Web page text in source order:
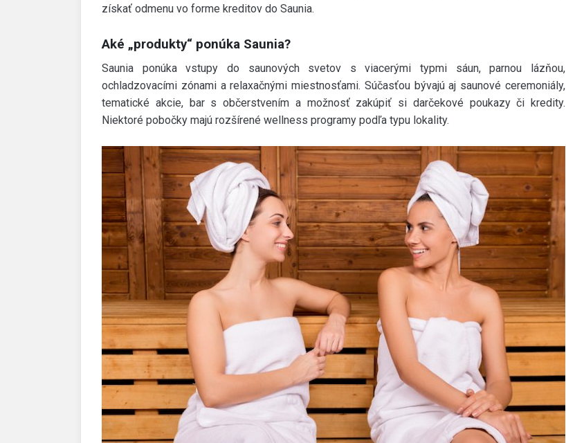
získať odmenu vo forme kreditov do Saunia.
Aké „produkty“ ponúka Saunia?
Saunia ponúka vstupy do saunových svetov s viacerými typmi sáun, parnou lázňou,
ochladzovacími zónami a relaxačnými miestnosťami. Súčasťou bývajú aj saunové ceremoniály,
tematické akcie, bar s občerstvením a možnosť zakúpiť si darčekové poukazy či kredity.
Niektoré pobočky majú rozšírené wellness programy podľa typu lokality.